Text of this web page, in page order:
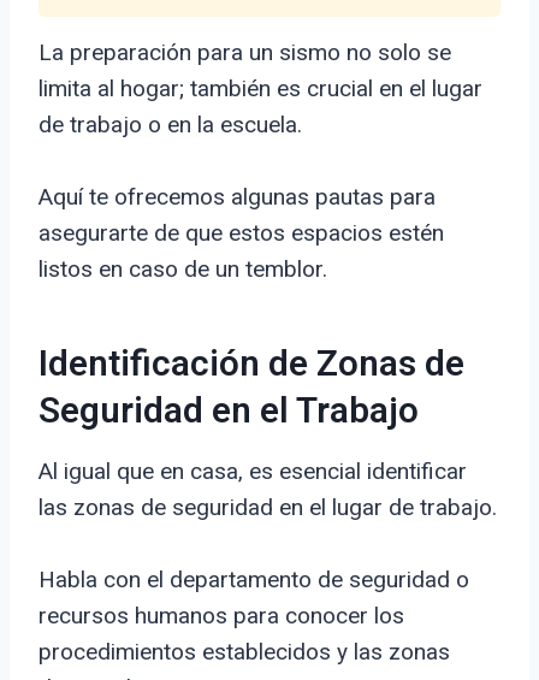
La preparación para un sismo no solo se
limita al hogar; también es crucial en el lugar
de trabajo o en la escuela.
Aquí te ofrecemos algunas pautas para
asegurarte de que estos espacios estén
listos en caso de un temblor.
Identificación de Zonas de
Seguridad en el Trabajo
Al igual que en casa, es esencial identificar
las zonas de seguridad en el lugar de trabajo.
Habla con el departamento de seguridad o
recursos humanos para conocer los
procedimientos establecidos y las zonas